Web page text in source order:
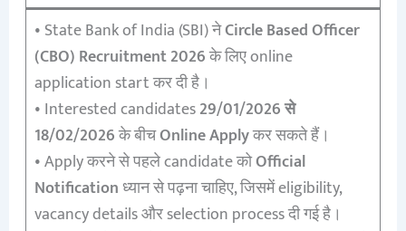
• State Bank of India (SBI) नेCircle Based Officer
(CBO) Recruitment 2026के लिए online
application start कर दी है।
• Interested candidates29/01/2026 से
18/02/2026के बीचOnline Applyकर सकते हैं।
• Apply करने से पहले candidate कोOfficial
Notificationध्यान से पढ़ना चाहिए, जिसमें eligibility,
vacancy details और selection process दी गई है।